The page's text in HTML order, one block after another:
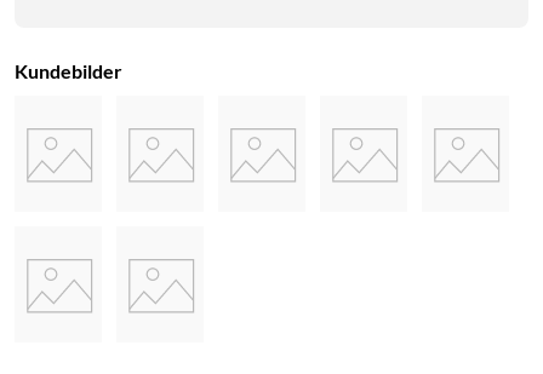
Privatmodus
Hvis du vil unngå at kameraet filmer deg og familien din når
Montering
Kundebilder